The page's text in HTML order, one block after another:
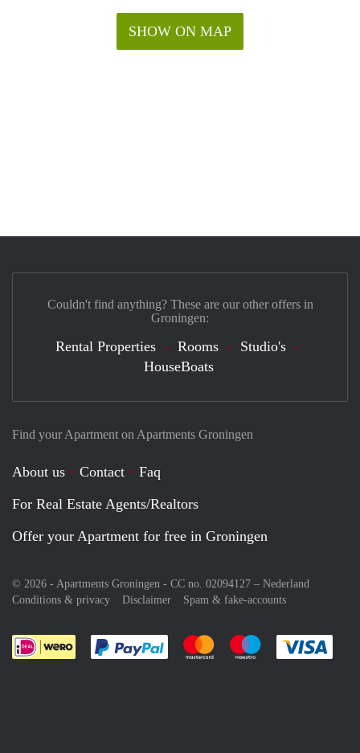
SHOW ON MAP
Find your Apartment on Apartments Groningen
About us Contact
Faq
For Real Estate Agents/Realtors
Offer your Apartment for free in Groningen
© 2026 - Apartments Groningen - CC no. 02094127 – Nederland
Conditions & privacy
Disclaimer Spam & fake-accounts
Pay easily with :payment method
Pay easily with :payment
Pay easily with
Couldn't find anything? These are our other offers in
Groningen:
Rental Properties Rooms
Studio's
HouseBoats